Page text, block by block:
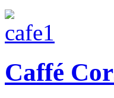
Caffé